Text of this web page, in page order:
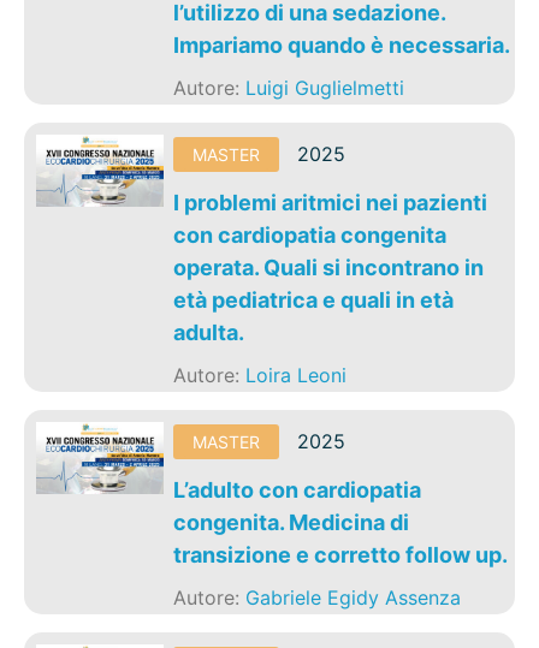
l’utilizzo di una sedazione.
Impariamo quando è necessaria.
Autore: Luigi Guglielmetti
MASTER 2025
I problemi aritmici nei pazienti
con cardiopatia congenita
operata. Quali si incontrano in
età pediatrica e quali in età
adulta.
Autore: Loira Leoni
MASTER 2025
L’adulto con cardiopatia
congenita. Medicina di
transizione e corretto follow up.
Autore: Gabriele Egidy Assenza